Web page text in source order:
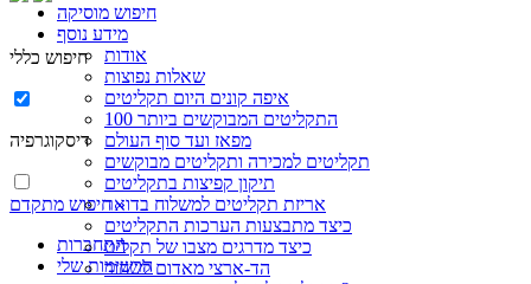
חיפוש מוסיקה
מידע נוסף
אודות
שאלות נפוצות
איפה קונים היום תקליטים
100 התקליטים המבוקשים ביותר
מפאז ועד סוף העולם
תקליטים למכירה ותקליטים מבוקשים
תיקון קפיצות בתקליטים
אריזת תקליטים למשלוח בדואר
כיצד מתבצעות הערכות התקליטים
כיצד מדרגים מצבו של תקליט
הד-ארצי מאדום לשחור
חיפוש כללי
דיסקוגרפיה
חיפוש מתקדם »
התחברות
הרשימות שלי